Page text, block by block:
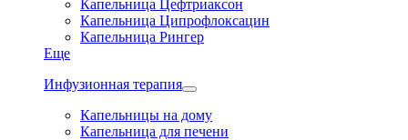
Капельница Цефтриаксон
Капельница Ципрофлоксацин
Капельница Рингер
Еще
Инфузионная терапия
Капельницы на дому
Капельница для печени